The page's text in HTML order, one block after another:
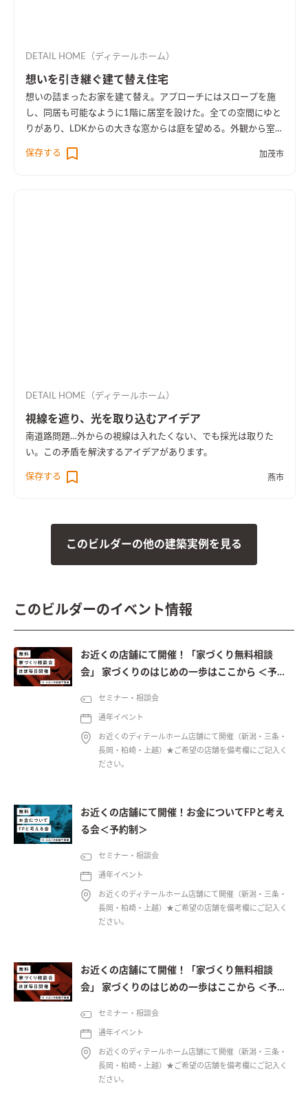
DETAIL HOME（ディテールホーム）
想いを引き継ぐ建て替え住宅
想いの詰まったお家を建て替え。アプローチにはスロープを施
し、同居も可能なように1階に居室を設けた。全ての空間にゆと
りがあり、LDKからの大きな窓からは庭を望める。外観から室内
保存する
加茂市
DETAIL HOME（ディテールホーム）
視線を遮り、光を取り込むアイデア
南道路問題…外からの視線は入れたくない、でも採光は取りた
い。この矛盾を解決するアイデアがあります。
保存する 燕市
このビルダーの他の建築実例を見る
このビルダーのイベント情報
お近くの店舗にて開催！「家づくり無料相談
会」 家づくりのはじめの一歩はここから ＜予約
セミナー・相談会
通年イベント
お近くのディテールホーム店舗にて開催（新潟・三条・
長岡・柏崎・上越）★ご希望の店舗を備考欄にご記入く
ださい。
お近くの店舗にて開催！お金についてFPと考え
る会＜予約制＞
セミナー・相談会
通年イベント
お近くのディテールホーム店舗にて開催（新潟・三条・
長岡・柏崎・上越）★ご希望の店舗を備考欄にご記入く
ださい。
お近くの店舗にて開催！「家づくり無料相談
会」 家づくりのはじめの一歩はここから ＜予約
セミナー・相談会
通年イベント
お近くのディテールホーム店舗にて開催（新潟・三条・
長岡・柏崎・上越）★ご希望の店舗を備考欄にご記入く
ださい。